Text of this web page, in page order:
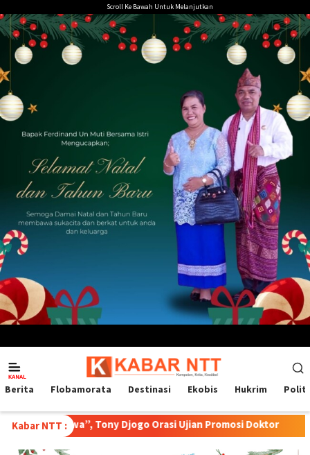
ke
konten
Scroll Ke Bawah Untuk Melanjutkan
Mobile
Berita Flobamorata Destinasi Ekobis Hukrim
Kabar NTT :
Tony Djogo Orasi Ujian Promosi Doktor